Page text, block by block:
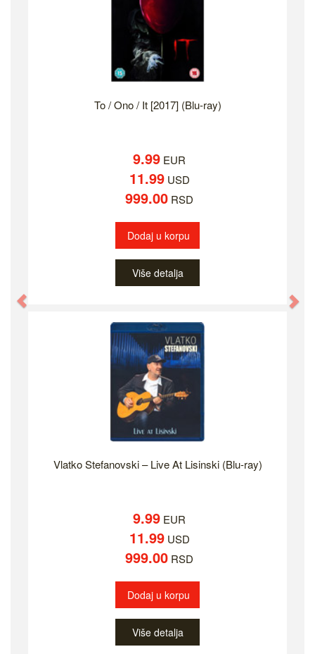
To / Ono / It [2017] (Blu-ray)
9.99 EUR
11.99USD
999.00 RSD
Dodaj u korpu
Više detalja
Vlatko Stefanovski ‎– Live At Lisinski (Blu-ray)
9.99 EUR
11.99USD
999.00 RSD
Dodaj u korpu
Više detalja